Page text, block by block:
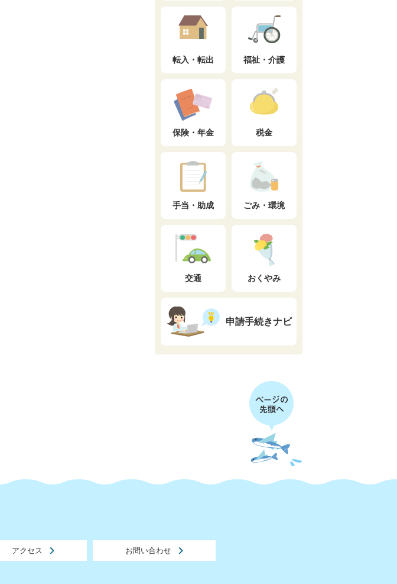
転入・転出 福祉・介護
保険・年金 税金
手当・助成 ごみ・環境
交通 おくやみ
申請手続きナビ
アクセス お問い合わせ